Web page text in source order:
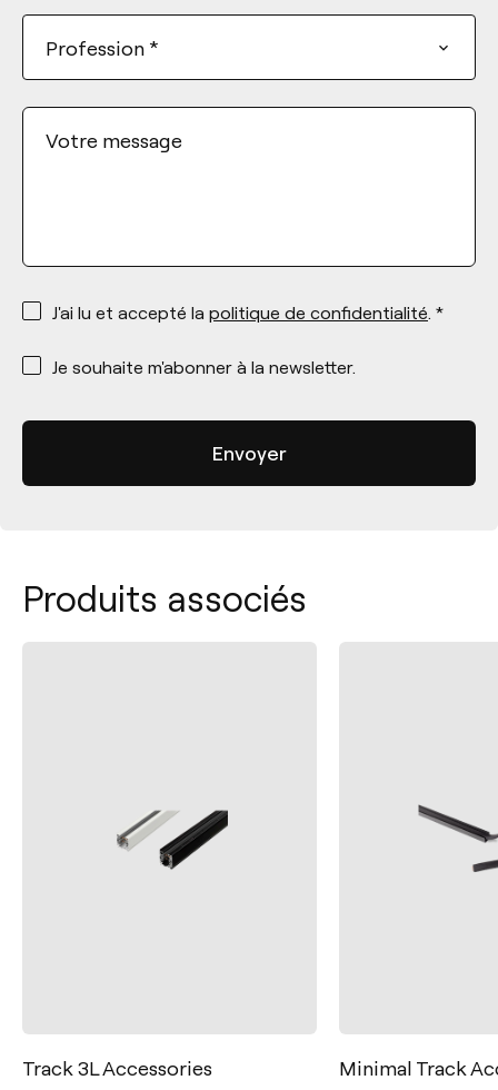
Profession *
Votre message
*
J'ai lu et accepté la politique de confidentialité. *
*
Je souhaite m'abonner à la newsletter.
Produits associés
Minimal Track Accessories Wire Trimless
+33 182 885 200
info@arkoslight.com